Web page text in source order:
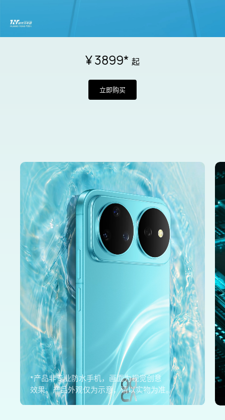
¥ 3899* 起
立即购买
*产品非专业防水手机，画面为视觉创意
效果。 产品外观仅为示意，请以实物为准。